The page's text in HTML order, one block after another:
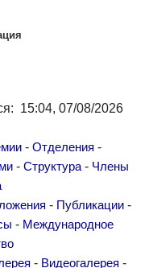
15:04, 07/08/2026
- Отделения -
- Структура- Члены
- Публикации-
- Международное
- Видеогалерея -